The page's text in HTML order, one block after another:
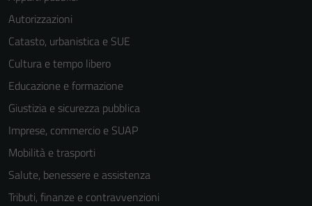
Autorizzazioni
Catasto, urbanistica e SUE
Cultura e tempo libero
Educazione e formazione
Giustizia e sicurezza pubblica
Imprese, commercio e SUAP
Mobilità e trasporti
Salute, benessere e assistenza
Tributi, finanze e contravvenzioni